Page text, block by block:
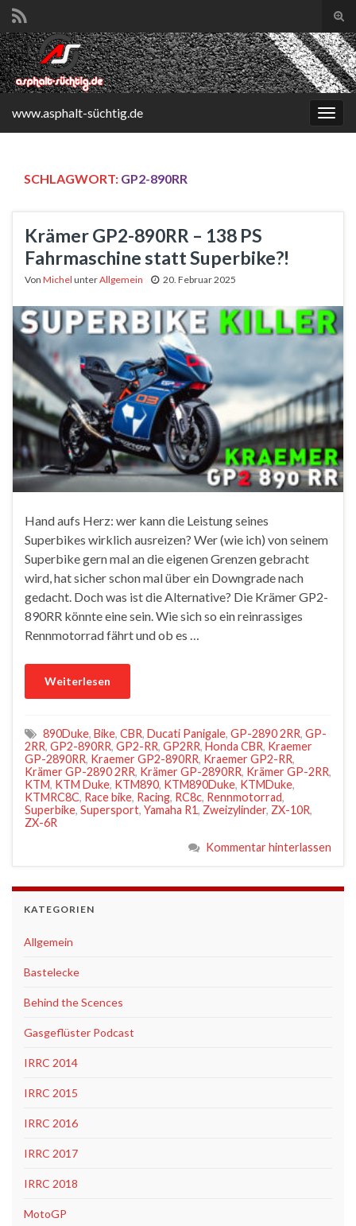
Search for:
www.asphalt-süchtig.de
SCHLAGWORT: GP2-890RR
Krämer GP2-890RR – 138 PS
Fahrmaschine statt Superbike?!
Von Michel unterAllgemein 20. Februar 2025
Hand aufs Herz: wer kann die Leistung seines
Superbikes wirklich ausreizen? Wer (wie ich) von seinem
Superbike gern mal an die eigenen Grenzen gebracht
wird, hat sicher schon mal über ein Downgrade nach
gedacht. Doch was ist die Alternative? Die Krämer GP2-
890RR könnte eine sein. Wie sich so ein reinrassiges
Rennmotorrad fährt und ob es …
Weiterlesen
890Duke, Bike, CBR, Ducati Panigale, GP-2890 2RR, GP-
2RR, GP2-890RR, GP2-RR, GP2RR, Honda CBR, Kraemer
GP-2890RR, Kraemer GP2-890RR, Kraemer GP2-RR,
Krämer GP-2890 2RR, Krämer GP-2890RR, Krämer GP-2RR,
KTM, KTM Duke, KTM890, KTM890Duke, KTMDuke,
KTMRC8C, Race bike, Racing, RC8c, Rennmotorrad,
Superbike, Supersport, Yamaha R1, Zweizylinder, ZX-10R,
ZX-6R
Kommentar hinterlassen
KATEGORIEN
Allgemein
Bastelecke
Behind the Scences
Gasgeflüster Podcast
IRRC 2014
IRRC 2015
IRRC 2016
IRRC 2017
IRRC 2018
MotoGP